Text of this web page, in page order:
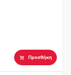
Προσθήκη